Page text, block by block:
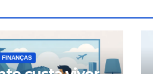
FINANÇAS